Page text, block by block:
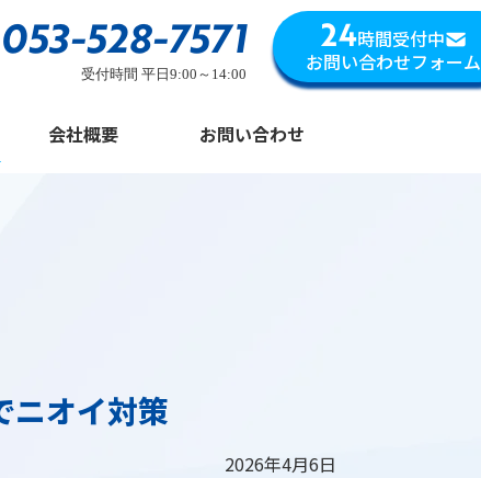
053-528-7571
受付時間 平日9:00～14:00
24時間受付中
お問い合わせフォーム
会社概要 お問い合わせ
ニオイ対策
2026年4月6日